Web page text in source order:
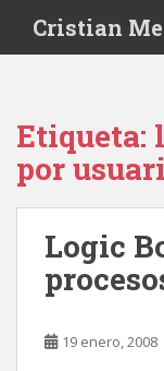
i
Cristian
Etiqueta:
por
Logic
19 enero, 2008